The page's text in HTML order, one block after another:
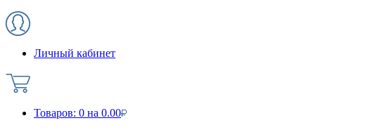
Личный кабинет
Товаров: 0 на 0.00